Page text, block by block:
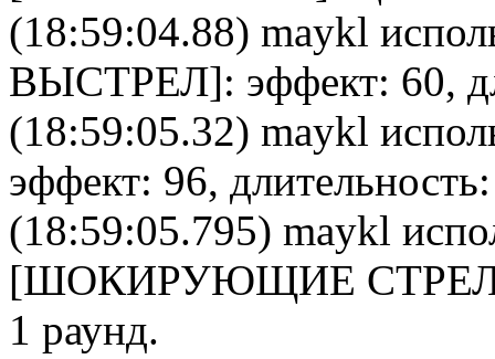
(18:59:04.88) maykl
ВЫСТРЕЛ]: эффект: 60,
(18:59:05.32) maykl
эффект: 96,
(18:59:05.795) maykl
[ШОКИРУЮЩИЕ
1 раунд.